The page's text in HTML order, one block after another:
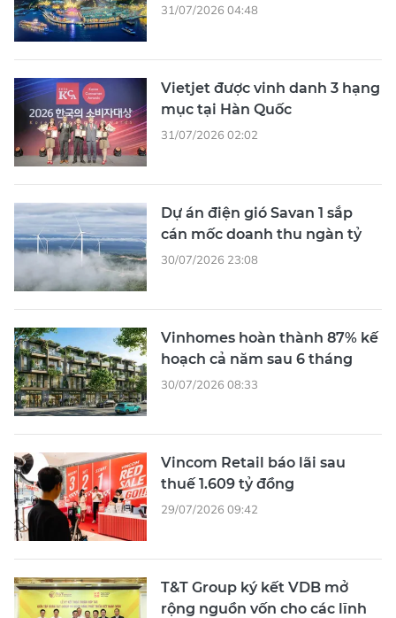
31/07/2026 04:48
Vietjet được vinh danh 3 hạng
mục tại Hàn Quốc
31/07/2026 02:02
Dự án điện gió Savan 1 sắp
cán mốc doanh thu ngàn tỷ
30/07/2026 23:08
Vinhomes hoàn thành 87% kế
hoạch cả năm sau 6 tháng
30/07/2026 08:33
Vincom Retail báo lãi sau
thuế 1.609 tỷ đồng
29/07/2026 09:42
T&T Group ký kết VDB mở
rộng nguồn vốn cho các lĩnh